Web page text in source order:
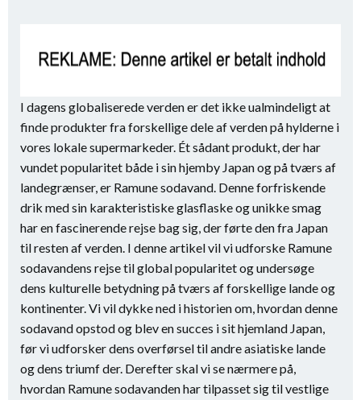
I dagens globaliserede verden er det ikke ualmindeligt at
finde produkter fra forskellige dele af verden på hylderne i
vores lokale supermarkeder. Ét sådant produkt, der har
vundet popularitet både i sin hjemby Japan og på tværs af
landegrænser, er Ramune sodavand. Denne forfriskende
drik med sin karakteristiske glasflaske og unikke smag
har en fascinerende rejse bag sig, der førte den fra Japan
til resten af verden. I denne artikel vil vi udforske Ramune
sodavandens rejse til global popularitet og undersøge
dens kulturelle betydning på tværs af forskellige lande og
kontinenter. Vi vil dykke ned i historien om, hvordan denne
sodavand opstod og blev en succes i sit hjemland Japan,
før vi udforsker dens overførsel til andre asiatiske lande
og dens triumf der. Derefter skal vi se nærmere på,
hvordan Ramune sodavanden har tilpasset sig til vestlige